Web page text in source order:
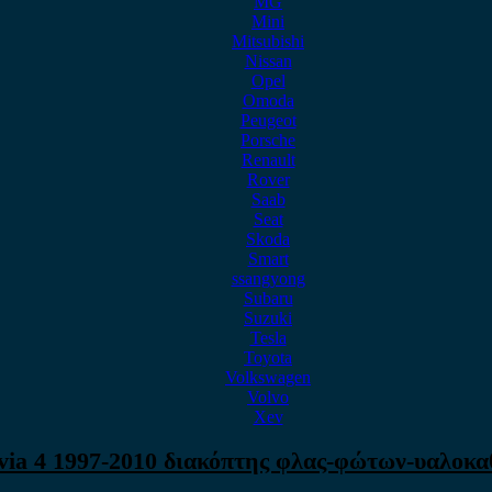
Mini
Mitsubishi
Nissan
Opel
Omoda
Peugeot
Porsche
Renault
Rover
Saab
Seat
Skoda
Smart
ssangyong
Subaru
Suzuki
Tesla
Toyota
Volkswagen
Volvo
Xev
4 1997-2010 διακόπτης φλας-φώτων-